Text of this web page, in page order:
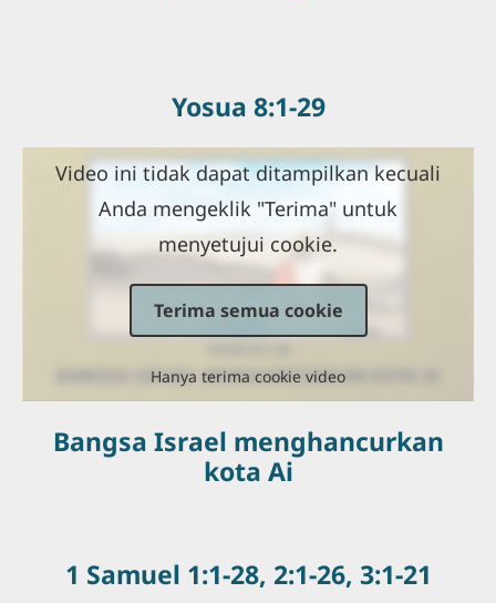
Yosua 8:1-29
Video ini tidak dapat ditampilkan kecuali
Anda mengeklik "Terima" untuk
menyetujui cookie.
Terima semua cookie
Hanya terima cookie video
Bangsa Israel menghancurkan
kota Ai
1 Samuel 1:1-28, 2:1-26, 3:1-21